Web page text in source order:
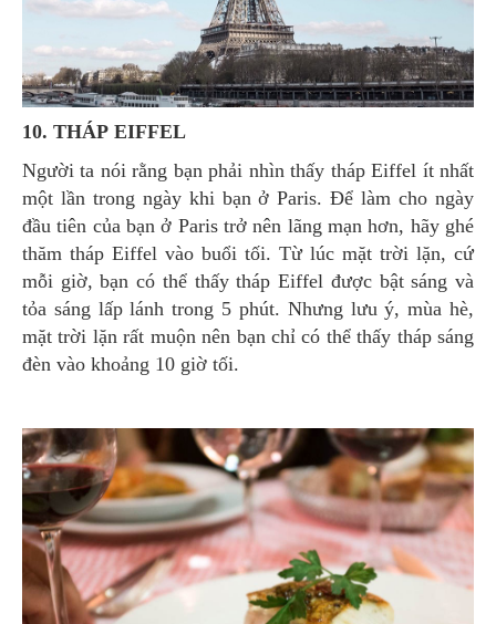
10. THÁP EIFFEL
Người ta nói rằng bạn phải nhìn thấy tháp Eiffel ít nhất
một lần trong ngày khi bạn ở Paris. Để làm cho ngày
đầu tiên của bạn ở Paris trở nên lãng mạn hơn, hãy ghé
thăm tháp Eiffel vào buổi tối. Từ lúc mặt trời lặn, cứ
mỗi giờ, bạn có thể thấy tháp Eiffel được bật sáng và
tỏa sáng lấp lánh trong 5 phút. Nhưng lưu ý, mùa hè,
mặt trời lặn rất muộn nên bạn chỉ có thể thấy tháp sáng
đèn vào khoảng 10 giờ tối.